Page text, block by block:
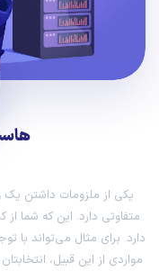
یکی از ملزومات داشتن
متفاوتی دارد. این که شما
دارد. برای مثال می‌تواند با
مواردی از این قبیل،